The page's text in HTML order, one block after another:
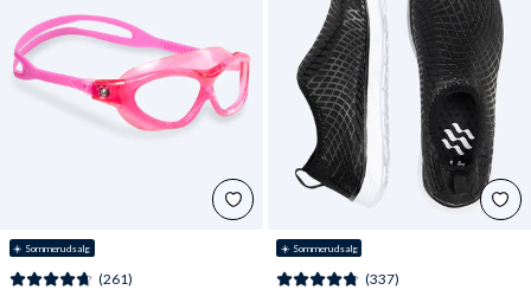
☀️ Sommerudsalg
(261)
☀️ Sommerudsalg
(337)